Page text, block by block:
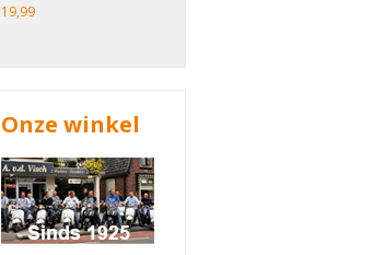
19,99
Onze winkel